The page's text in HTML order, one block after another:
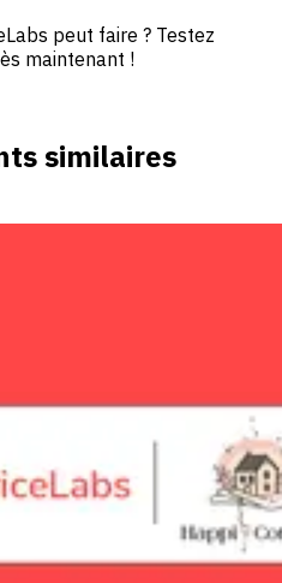
peut faire ? Testez
maintenant !
similaires